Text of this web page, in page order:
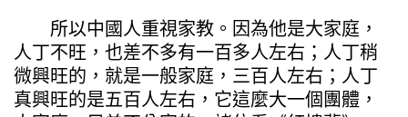
所以中國人重視家教。因為他是大家庭，
人丁不旺，也差不多有一百多人左右；人丁稍
微興旺的，就是一般家庭，三百人左右；人丁
真興旺的是五百人左右，它這麼大一個團體，